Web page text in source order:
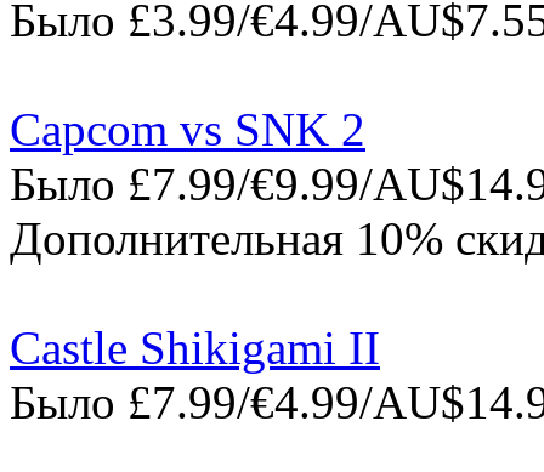
Было £3.99/€4.99/
Capcom vs SNK 2
Было £7.99/€9.99/
Дополнительная 10%
Castle Shikigami II
Было £7.99/€4.99/